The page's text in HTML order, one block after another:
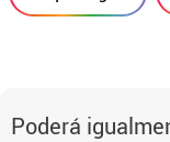
Poderá